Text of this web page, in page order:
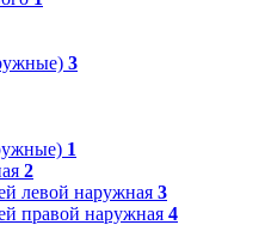
3
1
2
левой наружная 3
правой наружная 4